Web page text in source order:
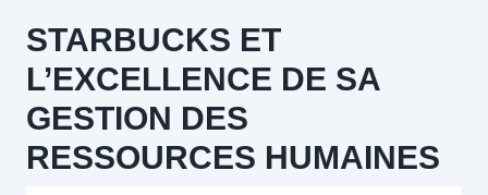
STARBUCKS ET
L’EXCELLENCE DE SA
GESTION DES
RESSOURCES HUMAINES